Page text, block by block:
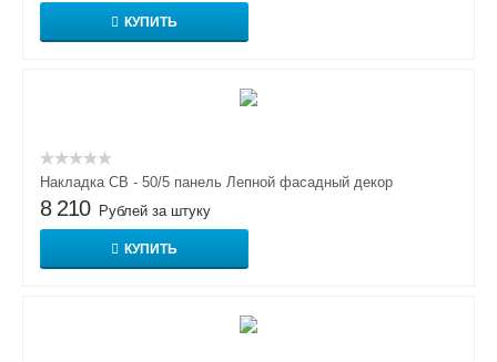
КУПИТЬ
Накладка СВ - 50/5 панель Лепной фасадный декор
8 210 Рублей за штуку
КУПИТЬ